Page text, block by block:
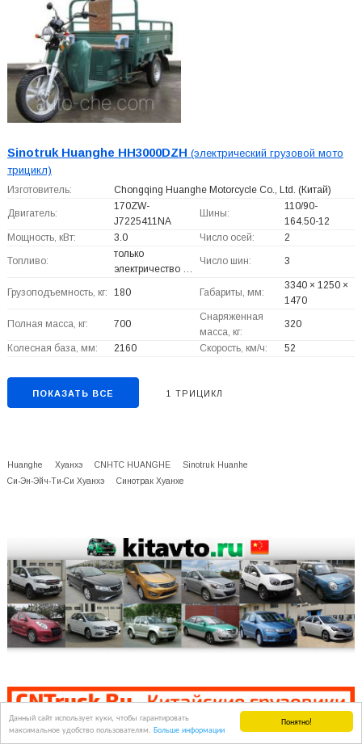
Понятно!
Данный сайт использует куки, чтобы гарантировать
максимальное удобство пользователям. Больше информации
Sinotruk Huanghe HH3000DZH (электрический грузовой мото
трицикл)
Изготовитель: Chongqing Huanghe Motorcycle Co., Ltd. (Китай)
Двигатель:
170ZW-
J7225411NA
Шины:
110/90-
164.50-12
Мощность, кВт:
3.0 Число осей: 2
Топливо:
только
электричество …
Число шин: 3
Грузоподъемность, кг: 180 Габариты, мм:
3340 × 1250 ×
1470
Полная масса, кг: 700
Снаряженная
масса, кг:
320
Колесная база, мм: 2160 Скорость, км/ч: 52
ПОКАЗАТЬ ВСЕ 1 ТРИЦИКЛ
Huanghe Хуанхэ CNHTC HUANGHE
Sinotruk Huanhe
Си-Эн-Эйч-Ти-Си Хуанхэ
Синотрак Хуанхе